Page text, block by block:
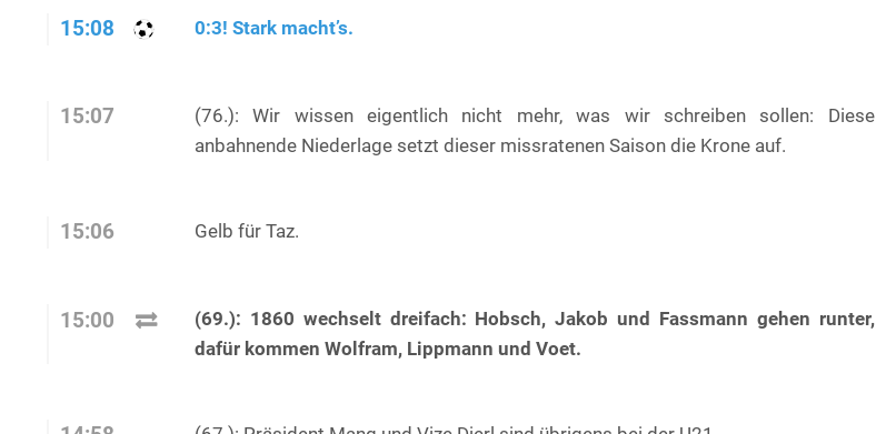
15:08 0:3! Stark macht’s.
15:07
(76.): Wir wissen eigentlich nicht mehr, was wir schreiben sollen: Diese
anbahnende Niederlage setzt dieser missratenen Saison die Krone auf.
15:06 Gelb für Taz.
15:00
(69.): 1860 wechselt dreifach: Hobsch, Jakob und Fassmann gehen runter,
dafür kommen Wolfram, Lippmann und Voet.